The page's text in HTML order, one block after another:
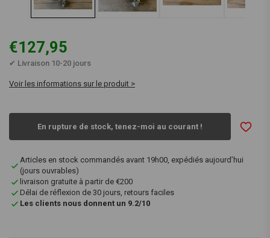
€127,95
✔ Livraison 10-20 jours
Voir les informations sur le produit >
En rupture de stock, tenez-moi au courant !
Articles en stock commandés avant 19h00, expédiés aujourd’hui
(jours ouvrables)
livraison gratuite à partir de €200
Délai de réflexion de 30 jours, retours faciles
Les clients nous donnent un 9.2/10